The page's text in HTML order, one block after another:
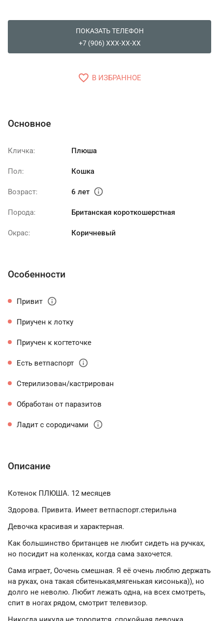
ПОКАЗАТЬ ТЕЛЕФОН
+7 (906) XXX-XX-XX
favorite_border В ИЗБРАННОЕ
Основное
Кличка: Плюша
Пол: Кошка
Возраст: 6 лет info
Порода: Британская короткошерстная
Окрас: Коричневый
Особенности
Привит info
Приучен к лотку
Приучен к когтеточке
Есть ветпаспорт info
Стерилизован/кастрирован
Обработан от паразитов
Ладит с сородичами info
Описание
Котенок ПЛЮША. 12 месяцев
Здорова. Привита. Имеет ветпаспорт.стерильна
Девочка красивая и характерная.
Как большинство британцев не любит сидеть на ручках,
но посидит на коленках, когда сама захочется.
Сама играет, Оочень смешная. Я её очень люблю держать
на руках, она такая сбитенькая,мягенькая кисонька)), но
долго не неволю. Любит лежать одна, на всех смотреть,
спит в ногах рядом, смотрит телевизор.